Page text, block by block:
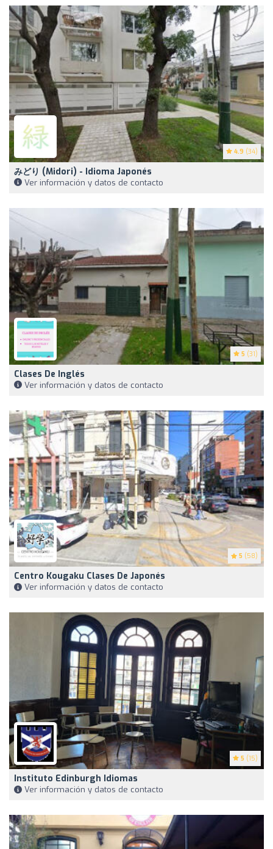
4.9 (34)
みどり (Midori) - Idioma Japonés
Ver información y datos de contacto
5 (31)
Clases De Inglés
Ver información y datos de contacto
5 (58)
Centro Kougaku Clases De Japonés
Ver información y datos de contacto
5 (15)
Instituto Edinburgh Idiomas
Ver información y datos de contacto